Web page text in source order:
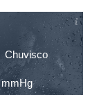
Chuvisco
mmHg